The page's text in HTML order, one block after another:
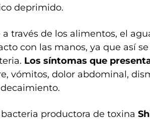
deprimido.
través de los alimentos, el
con las manos, ya que así
Los síntomas que
vómitos, dolor abdominal,
bacteria productora de toxina